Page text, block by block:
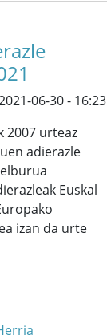
06-30 - 16:23
2007 urteaz
adierazle
Euskal
izan da urte